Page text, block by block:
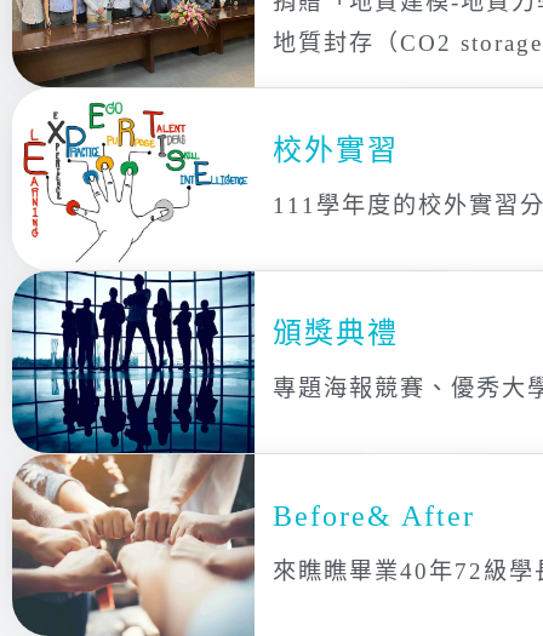
地質封存（CO2
校外實習
111學年度的校外實習
頒獎典禮
專題海報競賽、優秀大
Before& After
來瞧瞧畢業40年72級